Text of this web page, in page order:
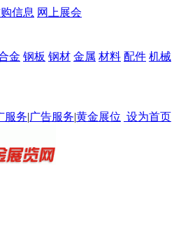
信息 网上展会
金 钢板 钢材 金属 材料 配件 机械
服务|广告服务|黄金展位 设为首页